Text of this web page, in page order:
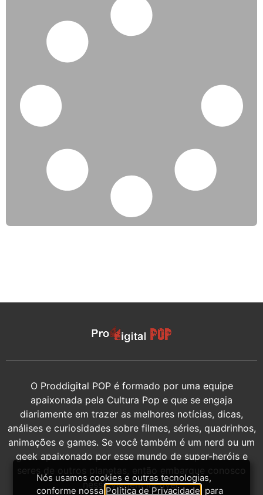
O Proddigital POP é formado por uma equipe
apaixonada pela Cultura Pop e que se engaja
diariamente em trazer as melhores notícias, dicas,
análises e curiosidades sobre filmes, séries, quadrinhos,
animações e games. Se você também é um nerd ou um
geek apaixonado por esse mundo de super-heróis e
seres de outros planetas, então embarque conosco
nessa viagem incrível.
Nós usamos cookies e outras tecnologias,
conforme nossa Política de Privacidade , para